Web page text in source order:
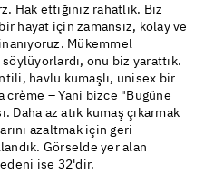
Hak ettiğiniz rahatlık. Biz
hayat için zamansız, kolay ve
Mükemmel
onu biz yarattık.
havlu kumaşlı, unisex bir
crème – Yani bizce "Bugüne
Daha az atık kumaş çıkarmak
azaltmak için geri
Görselde yer alan
ise 32'dir.